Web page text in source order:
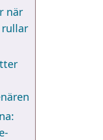
när
rullar